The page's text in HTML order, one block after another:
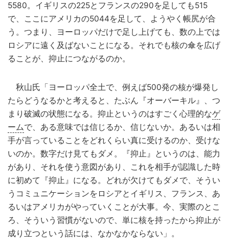
5580。イギリスの225とフランスの290を足しても515
で、ここにアメリカの5044を足して、ようやく帳尻が合
う。つまり、ヨーロッパだけで足し上げても、数の上では
ロシアに遠く及ばないことになる。それでも核の傘を広げ
ることが、抑止につながるのか。
秋山氏「ヨーロッパ全土で、例えば500発の核が爆発し
たらどうなるかと考えると、たぶん『オーバーキル』、つ
まり破滅の状態になる。抑止というのはすごく心理的なゲ
ームで、ある意味では信じるか、信じないか。あるいは相
手が言っていることをどれくらい真に受けるのか、受けな
いのか。数字だけ見てもダメ。『抑止』というのは、能力
があり、それを使う意図があり、これを相手が認識した時
に初めて『抑止』になる。どれが欠けてもダメで、そうい
うコミュニケーションをロシアとイギリス、フランス、あ
るいはアメリカがやっていくことが大事。今、実際のとこ
ろ、そういう習慣がないので、単に核を持ったから抑止が
成り立つという話には、なかなかならない」。